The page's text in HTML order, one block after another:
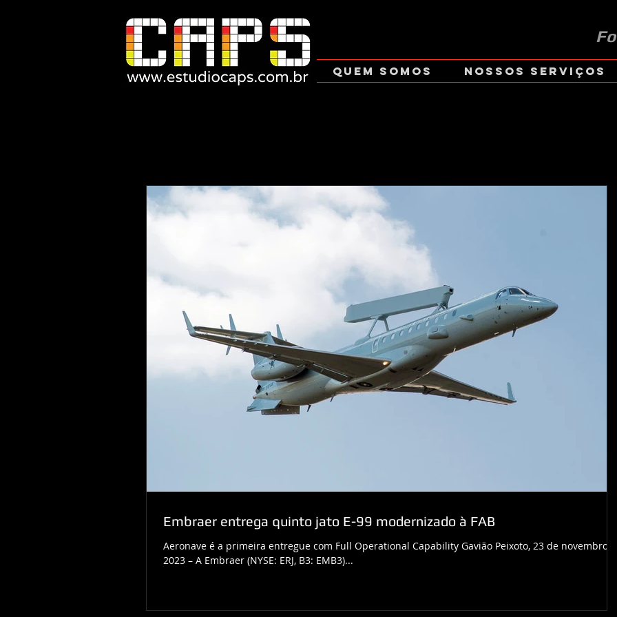
Quem Somos Nossos Serviços
Embraer entrega quinto jato E-99 modernizado à FAB
Aeronave é a primeira entregue com Full Operational Capability Gavião Peixoto, 23 de novembro
2023 – A Embraer (NYSE: ERJ, B3: EMB3)...